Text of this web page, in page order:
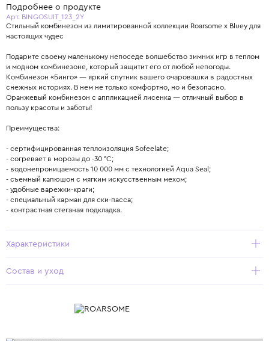
Подробнее о продукте
Арт. BINGOSUIT_123_2Y
Стильный комбинезон из лимитированной коллекции Roarsome х Bluey для
настоящих чудес
Подарите своему маленькому непоседе волшебство зимних игр в теплом
и модном комбинезоне, который защитит его от любой непогоды.
Комбинезон «Бинго» — яркий спутник вашего очаровашки в радостных
снежных историях. В нем не только комфортно, но и безопасно.
Оранжевый комбинезон с аппликацией лисенка — отличный выбор в
пользу красоты и заботы!
Преимущества:
- сертифицированная теплоизоляция Sofeelate;
- согревает в морозы до -30 °С;
- водонепроницаемость 10 000 мм с технологией Aqua Seal;
- съемный капюшон с мягким искусственным мехом;
- удобные варежки-краги;
- специальный карман для ски-пасса;
- контрастная стеганая подкладка.
Характеристики
Состав и уход